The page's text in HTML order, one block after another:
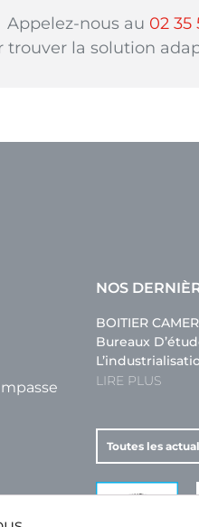
Appelez-nous au 02 35
la solution
NOS
BOITIER
Bureaux
LIRE PLUS
Toutes les